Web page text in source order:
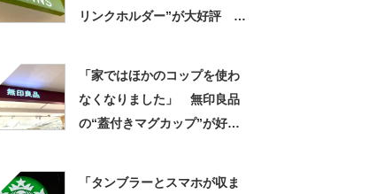
リンクホルダー”が大好評
「家ではほかのコップを使わ
なくなりました」 無印良品
の“蓋付きマグカップ”が好
「タンブラーとスマホが収ま